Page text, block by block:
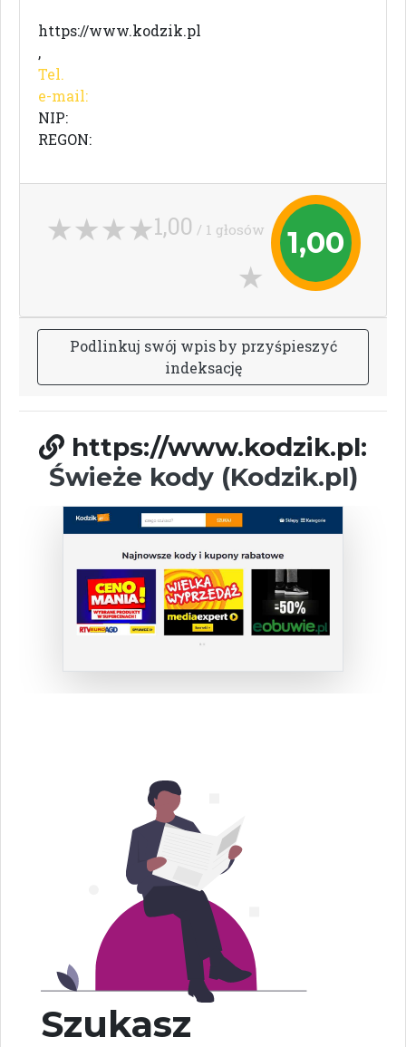
https://www.kodzik.pl
,
Tel.
e-mail:
NIP:
REGON:
1,00
1,00 / 1 głosów
Podlinkuj swój wpisby przyśpieszyć
indeksację
https://www.kodzik.pl:
Świeże kody (Kodzik.pl)
Szukasz